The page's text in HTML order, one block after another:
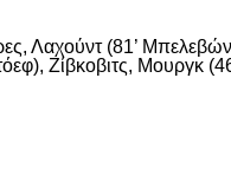
Λαχούντ (81’
Ζίβκοβιτς, Μουργκ